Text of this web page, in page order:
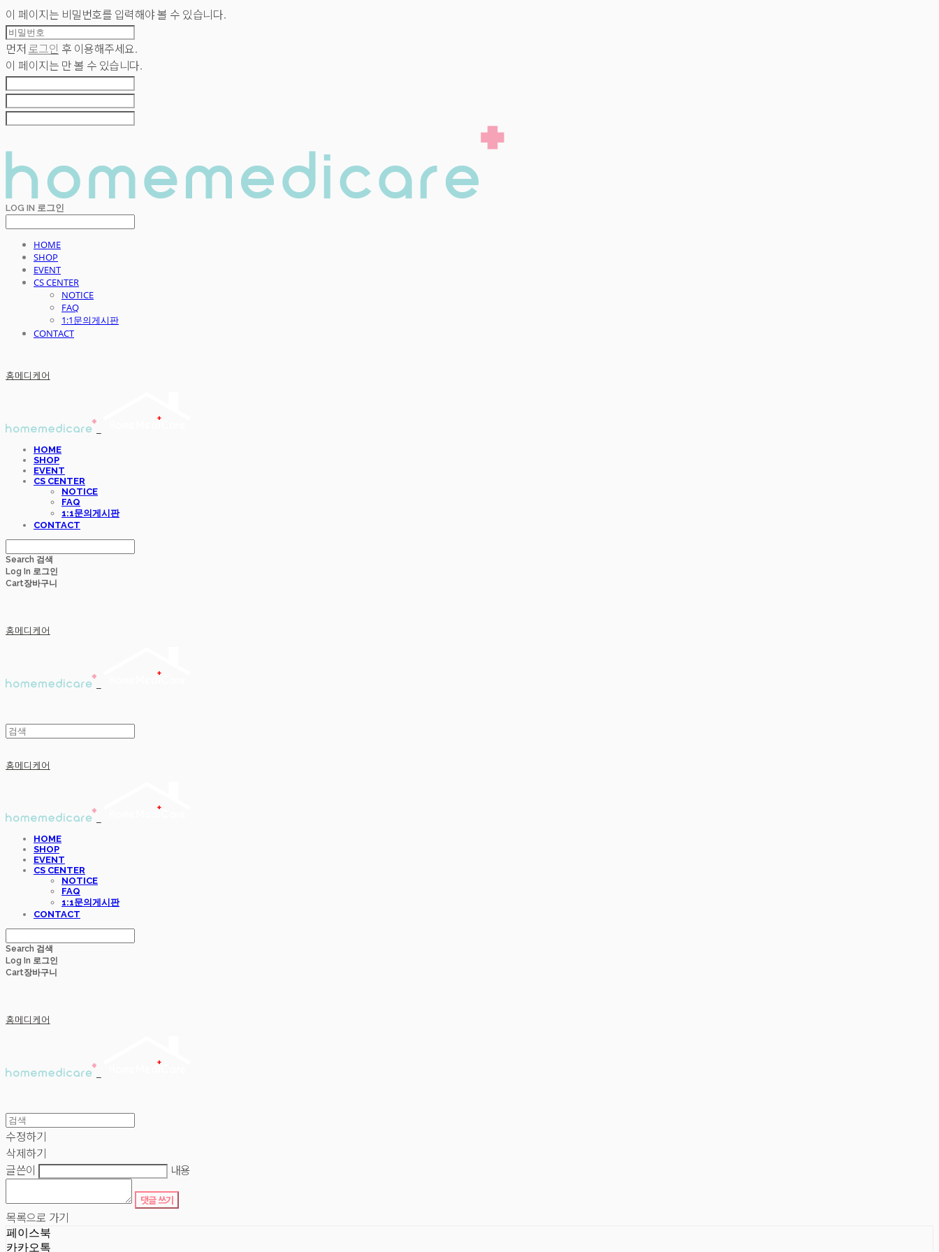
이 페이지는 비밀번호를 입력해야 볼 수 있습니다.
먼저 로그인 후 이용해주세요.
이 페이지는 만 볼 수 있습니다.
LOG IN 로그인
HOME
SHOP
EVENT
CS CENTER
NOTICE
FAQ
1:1문의게시판
CONTACT
홈메디케어
HOME
SHOP
EVENT
CS CENTER
NOTICE
FAQ
1:1문의게시판
CONTACT
Search 검색
Log In 로그인
Cart장바구니
홈메디케어
홈메디케어
HOME
SHOP
EVENT
CS CENTER
NOTICE
FAQ
1:1문의게시판
CONTACT
Search 검색
Log In 로그인
Cart장바구니
홈메디케어
수정하기
삭제하기
글쓴이
내용
댓글 쓰기
목록으로 가기
페이스북
카카오톡